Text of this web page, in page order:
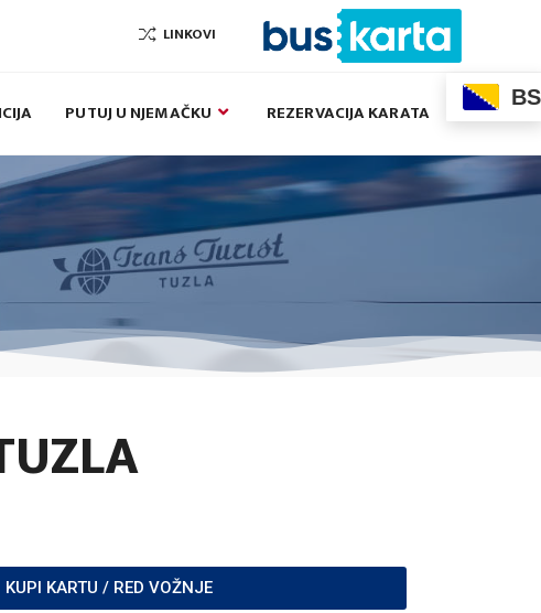
LINKOVI
PUTUJ U NJEMAČKU REZERVACIJA KARATA
BS
KUPI KARTU / RED VOŽNJE